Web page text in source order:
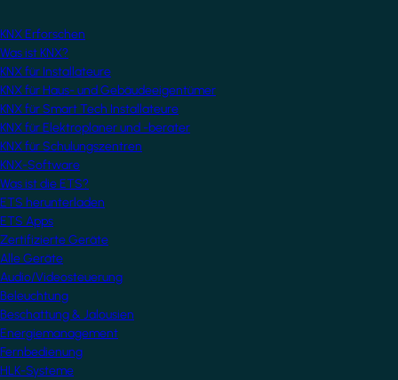
KNX Erforschen
Was ist KNX?
KNX für Installateure
KNX für Haus- und Gebäudeeigentümer
KNX für Smart Tech Installateure
KNX für Elektroplaner und -berater
KNX für Schulungszentren
KNX-Software
Was ist die ETS?
ETS herunterladen
ETS Apps
Zertifizierte Geräte
Alle Geräte
Audio/Videosteuerung
Beleuchtung
Beschattung & Jalousien
Energiemanagement
Fernbedienung
HLK-Systeme